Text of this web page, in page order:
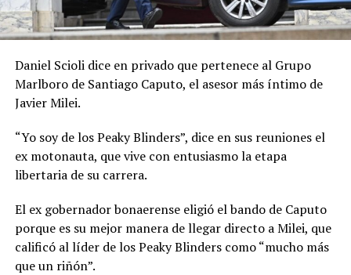
Daniel Scioli dice en privado que pertenece al Grupo
Marlboro de Santiago Caputo, el asesor más íntimo de
Javier Milei.
“Yo soy de los Peaky Blinders”, dice en sus reuniones el
ex motonauta, que vive con entusiasmo la etapa
libertaria de su carrera.
El ex gobernador bonaerense eligió el bando de Caputo
porque es su mejor manera de llegar directo a Milei, que
calificó al líder de los Peaky Blinders como “mucho más
que un riñón”.